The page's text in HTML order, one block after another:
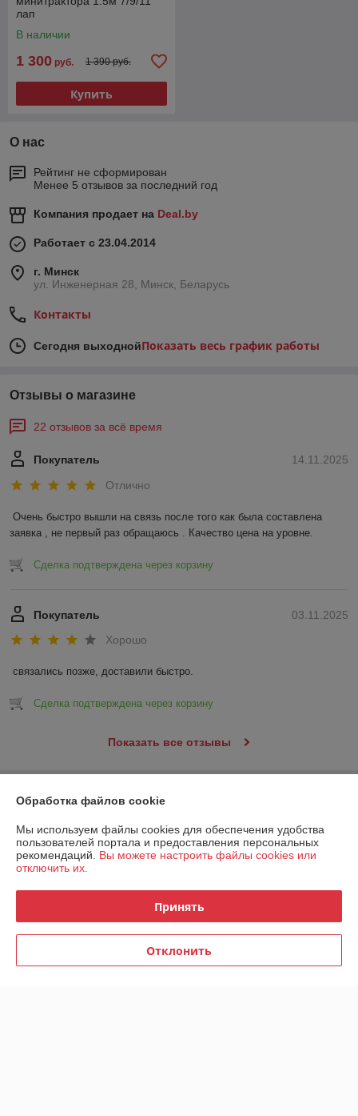
лап
В наличии
1 300 руб. 1 390 руб.
Купить
О нас
Рейтинг не сформирован
Менее 5 отзывов за последний год
Компания продает на Deal.by
Работает с 23.04.2014
г. Минск
ул. Инженерная 28, Минск, Беларусь
Контакты
Сегодня выходнойПоказать весь график работы
Отзывы о магазине
22 отзывов за всё время
14.11.2025
Покупатель
Отлично
Очень быстро вышли на связь после того как была составлена
заявка , не первый раз обращаюсь . Качество цена на уровне.
Сделка подтверждена через корзину
03.11.2025
Покупатель
Хорошо
связались позже, доставили быстро.
Сделка подтверждена через корзину
Показать все отзывы
О нас
Контакты
Доставка и оплата
Обработка файлов cookie
Мы используем файлы cookies для обеспечения удобства
пользователей портала и предоставления персональных
рекомендаций. Вы можете настроить файлы cookies или
отключить их.
Принять
Отклонить